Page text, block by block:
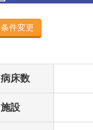
条件変更
病床数
施設